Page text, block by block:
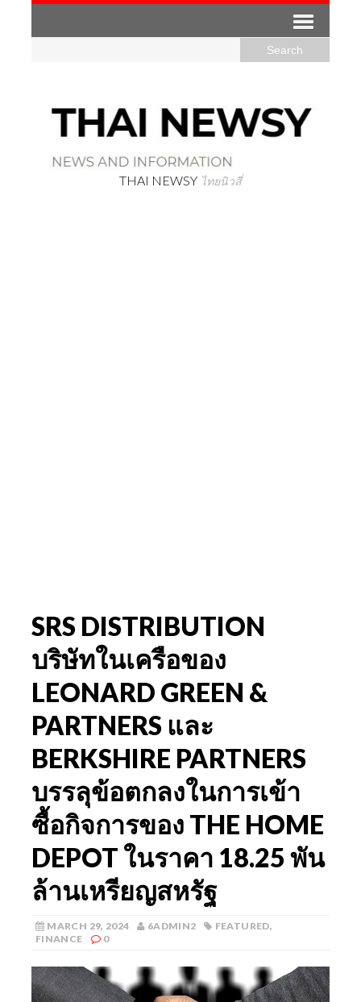
THAI NEWSY ไทยนิวสี่
SRS DISTRIBUTION
บริษัทในเครือของ
LEONARD GREEN &
PARTNERS และ
BERKSHIRE PARTNERS
บรรลุข้อตกลงในการเข้า
ซื้อกิจการของ THE HOME
DEPOT ในราคา 18.25 พัน
ล้านเหรียญสหรัฐ
MARCH 29, 2024 6ADMIN2 FEATURED,
FINANCE
0